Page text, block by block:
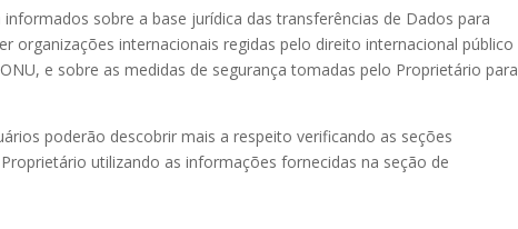
sobre a base jurídica das transferências de Dados para
organizações internacionais regidas pelo direito internacional público
e sobre as medidas de segurança tomadas pelo Proprietário para
poderão descobrir mais a respeito verificando as seções
utilizando as informações fornecidas na seção de